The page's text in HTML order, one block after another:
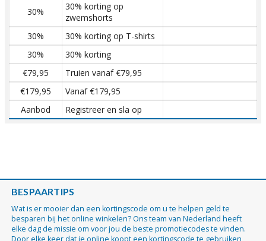
30%
30% korting op
zwemshorts
30%
30% korting op T-shirts
30%
30% korting
€79,95
Truien vanaf €79,95
€179,95
Vanaf €179,95
Aanbod
Registreer en sla op
BESPAARTIPS
Wat is er mooier dan een kortingscode om u te helpen geld te
besparen bij het online winkelen? Ons team van Nederland heeft
elke dag de missie om voor jou de beste promotiecodes te vinden.